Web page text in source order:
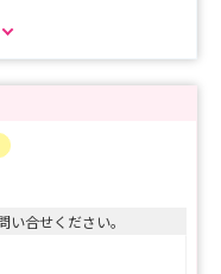
合せください。